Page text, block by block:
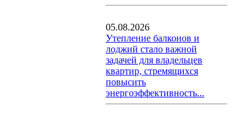
05.08.2026
Утепление балконов и
лоджий стало важной
задачей для владельцев
квартир, стремящихся
повысить
энергоэффективность...